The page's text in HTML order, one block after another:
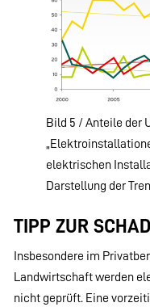
Bild 5 / Anteile der
elektrischen
Darstellung der
TIPP ZUR
Insbesondere im
Landwirtschaft werden
nicht geprüft. Eine